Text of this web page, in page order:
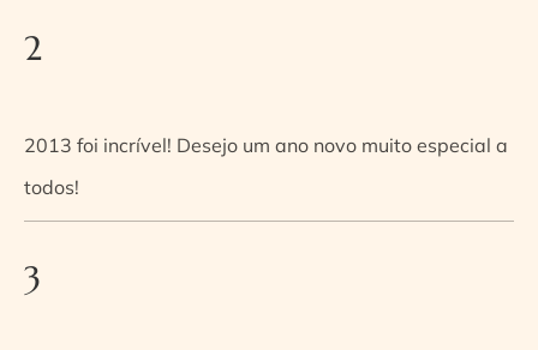
2
2013 foi incrível! Desejo um ano novo muito especial a
todos!
3